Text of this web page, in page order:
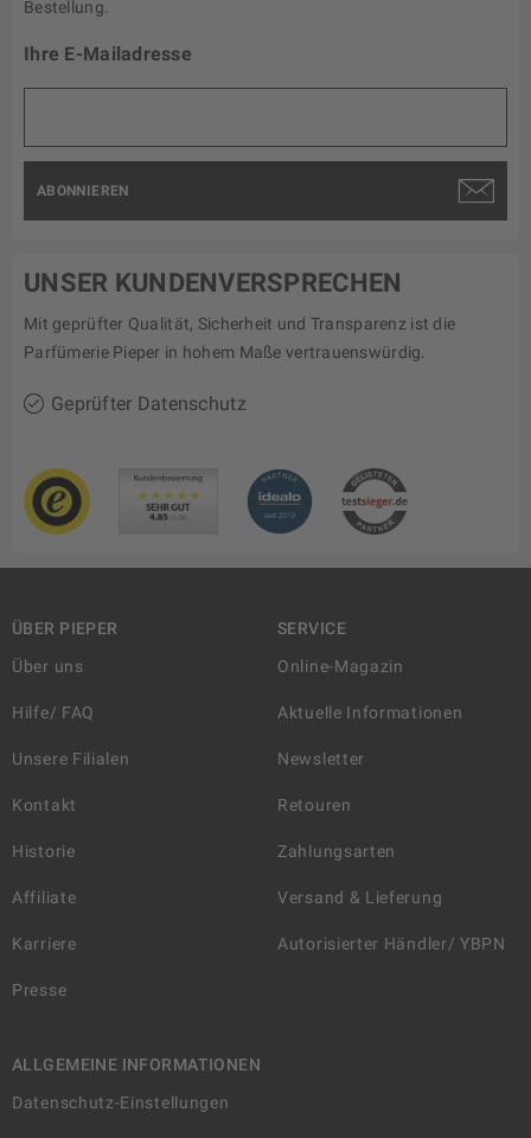
Bestellung.
Ihre E-Mailadresse
ABONNIEREN
UNSER KUNDENVERSPRECHEN
Mit geprüfter Qualität, Sicherheit und Transparenz ist die
Parfümerie Pieper in hohem Maße vertrauenswürdig.
Geprüfter Datenschutz
ÜBER PIEPER
Über uns
Hilfe/ FAQ
Unsere Filialen
Kontakt
Historie
Affiliate
Karriere
Presse
SERVICE
Online-Magazin
Aktuelle Informationen
Newsletter
Retouren
Zahlungsarten
Versand & Lieferung
Autorisierter Händler/ YBPN
ALLGEMEINE INFORMATIONEN
Datenschutz-Einstellungen